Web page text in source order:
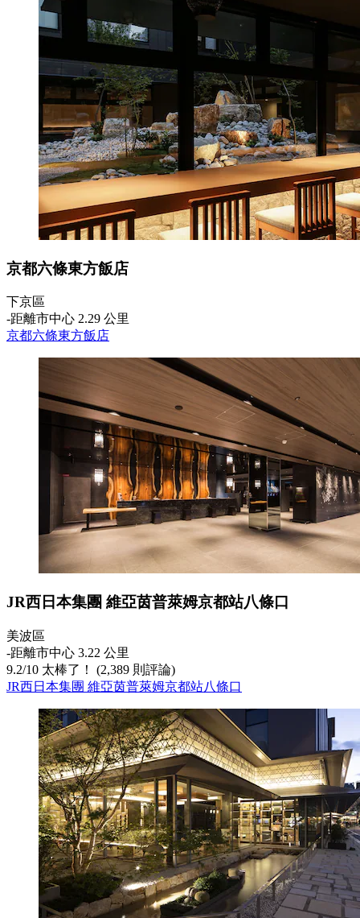
京都六條東方飯店
下京區
‐距離市中心 2.29 公里
京都六條東方飯店
JR西日本集團 維亞茵普萊姆京都站八條口
美波區
‐距離市中心 3.22 公里
9.2/10 太棒了！ (2,389 則評論)
JR西日本集團 維亞茵普萊姆京都站八條口